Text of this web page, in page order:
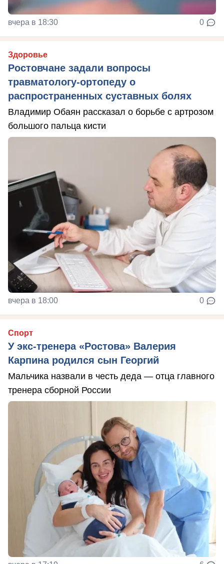
вчера в 18:30 0
Здоровье
Ростовчане задали вопросы
травматологу-ортопеду о
распространенных суставных болях
Владимир Обаян рассказал о борьбе с артрозом
большого пальца кисти
вчера в 18:00 0
Спорт
У экс-тренера «Ростова» Валерия
Карпина родился сын Георгий
Мальчика назвали в честь деда — отца главного
тренера сборной России